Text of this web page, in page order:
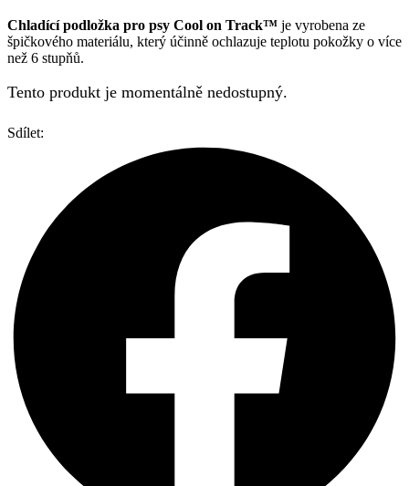
Chladící podložka pro psy Cool on Track™ je vyrobena ze
špičkového materiálu, který účinně ochlazuje teplotu pokožky o více
než 6 stupňů.
Tento produkt je momentálně nedostupný.
Sdílet: